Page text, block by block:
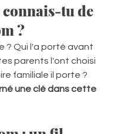
tu de
?
? Qui l'a porté avant
parents l'ont choisi
familiale il porte ?
une clé dans cette